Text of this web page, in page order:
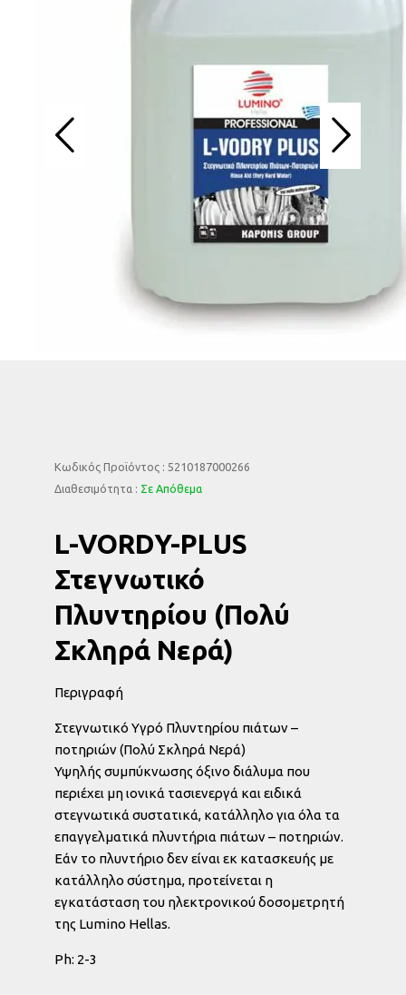
Κωδικός Προϊόντος : 5210187000266
Διαθεσιμότητα : Σε Απόθεμα
L-VORDY-PLUS
Στεγνωτικό
Πλυντηρίου (Πολύ
Σκληρά Νερά)
Περιγραφή
Στεγνωτικό Υγρό Πλυντηρίου πιάτων –
ποτηριών (Πολύ Σκληρά Νερά)
Υψηλής συμπύκνωσης όξινο διάλυμα που
περιέχει μη ιονικά τασιενεργά και ειδικά
στεγνωτικά συστατικά, κατάλληλο για όλα τα
επαγγελματικά πλυντήρια πιάτων – ποτηριών.
Εάν το πλυντήριο δεν είναι εκ κατασκευής με
κατάλληλο σύστημα, προτείνεται η
εγκατάσταση του ηλεκτρονικού δοσομετρητή
της Lumino Hellas.
Ph: 2-3